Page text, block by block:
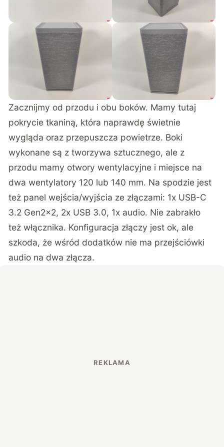
Zacznijmy od przodu i obu boków. Mamy tutaj
pokrycie tkaniną, która naprawdę świetnie
wygląda oraz przepuszcza powietrze. Boki
wykonane są z tworzywa sztucznego, ale z
przodu mamy otwory wentylacyjne i miejsce na
dwa wentylatory 120 lub 140 mm. Na spodzie jest
też panel wejścia/wyjścia ze złączami: 1x USB-C
3.2 Gen2x2, 2x USB 3.0, 1x audio. Nie zabrakło
też włącznika. Konfiguracja złączy jest ok, ale
szkoda, że wśród dodatków nie ma przejściówki
audio na dwa złącza.